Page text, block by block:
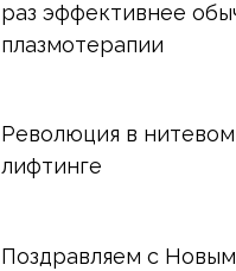
раз эффективнее
плазмотерапии
Революция в нитевом
лифтинге
Поздравляем с